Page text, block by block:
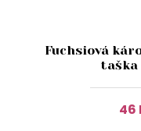
Fuchsiová
taška
46